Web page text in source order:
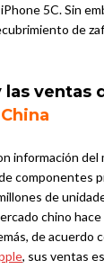
5C. Sin
de
ventas
información del
componentes
de
chino hace
de acuerdo
, sus ventas